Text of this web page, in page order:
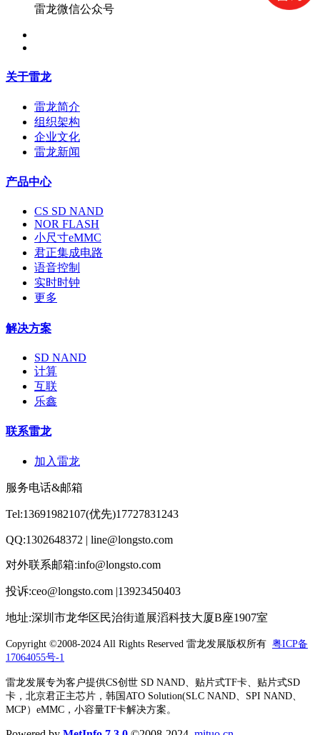
雷龙微信公众号
关于雷龙
雷龙简介
组织架构
企业文化
雷龙新闻
产品中心
CS SD NAND
NOR FLASH
小尺寸eMMC
君正集成电路
语音控制
实时时钟
更多
解决方案
SD NAND
计算
互联
乐鑫
联系雷龙
加入雷龙
服务电话&邮箱
Tel:13691982107(优先)17727831243
QQ:1302648372 | line@longsto.com
对外联系邮箱:info@longsto.com
投诉:ceo@longsto.com |13923450403
地址:深圳市龙华区民治街道展滔科技大厦B座1907室
Copyright ©2008-2024 All Rights Reserved 雷龙发展版权所有 粤ICP备
17064055号-1
雷龙发展专为客户提供CS创世 SD NAND、贴片式TF卡、贴片式SD
卡，北京君正主芯片，韩国ATO Solution(SLC NAND、SPI NAND、
MCP）eMMC，小容量TF卡解决方案。